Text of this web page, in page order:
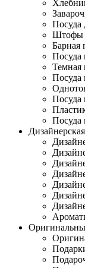
Посуда
Штофы
Барная
Посуда
Темная
Посуда
Посуда